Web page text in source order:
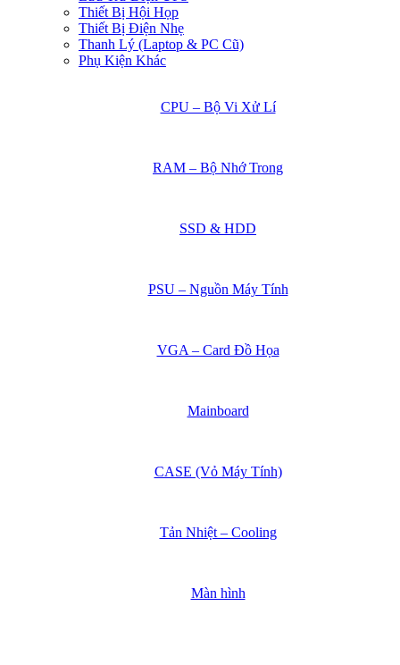
Thiết Bị Hội Họp
Thiết Bị Điện Nhẹ
Thanh Lý (Laptop & PC Cũ)
Phụ Kiện Khác
CPU – Bộ Vi Xử Lí
RAM – Bộ Nhớ Trong
SSD & HDD
PSU – Nguồn Máy Tính
VGA – Card Đồ Họa
Mainboard
CASE (Vỏ Máy Tính)
Tản Nhiệt – Cooling
Màn hình